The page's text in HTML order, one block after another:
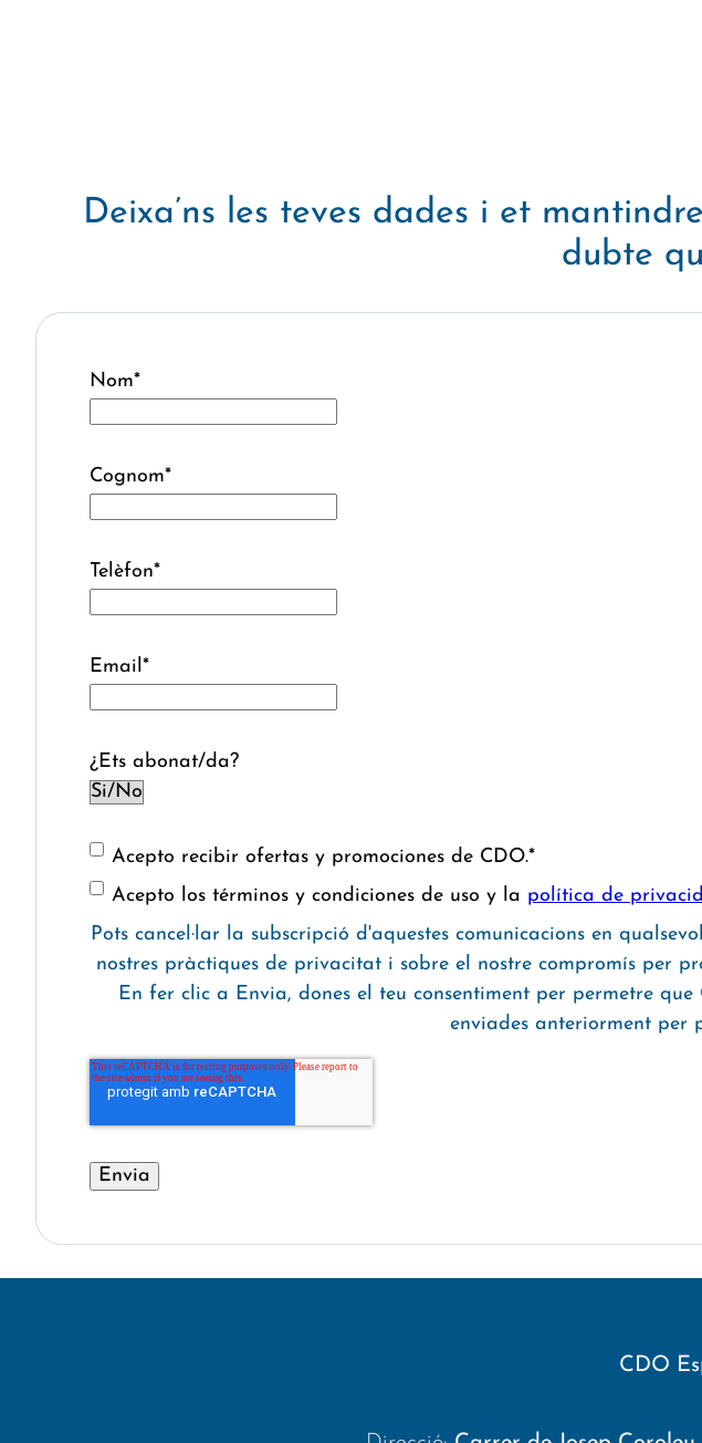
Deixa’ns les teves dades i et
dubte
Nom*
Cognom*
Telèfon*
Email*
¿Ets abonat/da?
Acepto recibir ofertas y promociones de CDO.*
Acepto los términos y condiciones de uso y la política de
Pots cancel·lar la subscripció d'aquestes comunicacions en
nostres pràctiques de privacitat i sobre el nostre compromís per
En fer clic a Envia, dones el teu consentiment per permetre
enviades anteriorment per
CDO